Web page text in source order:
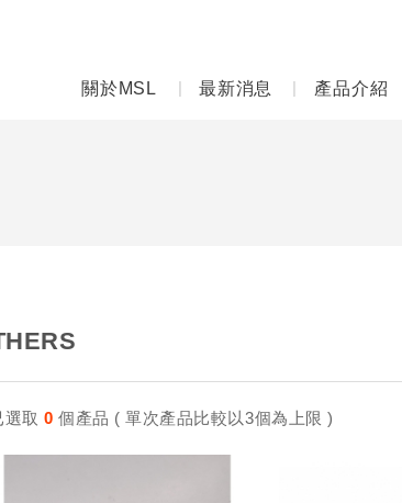
關於MSL 最新消息 產品介紹
選取 0個產品 ( 單次產品比較以3個為上限 )